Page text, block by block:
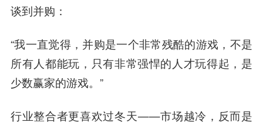
谈到并购：
“我一直觉得，并购是一个非常残酷的游戏，不是
所有人都能玩，只有非常强悍的人才玩得起，是
少数赢家的游戏。”
行业整合者更喜欢过冬天——市场越冷，反而是